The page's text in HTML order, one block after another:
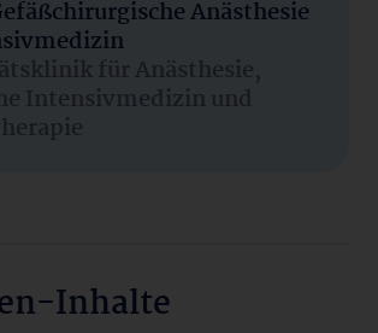
Anästhesie
für Anästhesie,
Intensivmedizin und
Inhalte